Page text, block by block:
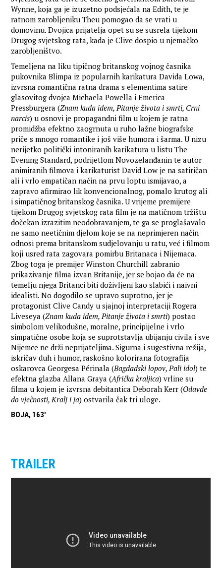
Wynne, koja ga je izuzetno podsjećala na Edith, te je
ratnom zarobljeniku Theu pomogao da se vrati u
domovinu. Dvojica prijatelja opet su se susrela tijekom
Drugog svjetskog rata, kada je Clive dospio u njemačko
zarobljeništvo.
Temeljena na liku tipičnog britanskog vojnog časnika
pukovnika Blimpa iz popularnih karikatura Davida Lowa,
izvrsna romantična ratna drama s elementima satire
glasovitog dvojca Michaela Powella i Emerica
Pressburgera (Znam kuda idem, Pitanje života i smrti, Crni
narcis) u osnovi je propagandni film u kojem je ratna
promidžba efektno zaogrnuta u ruho lažne biografske
priče s mnogo romantike i još više humora i šarma. U nizu
nerijetko politički intoniranih karikatura u listu The
Evening Standard, podrijetlom Novozelanđanin te autor
animiranih filmova i karikaturist David Low je na satiričan
ali i vrlo empatičan način na prvu loptu ismijavao, a
zapravo afirmirao lik konvencionalnog, pomalo krutog ali
i simpatičnog britanskog časnika. U vrijeme premijere
tijekom Drugog svjetskog rata film je na matičnom tržištu
dočekan izrazitim neodobravanjem, te ga se proglašavalo
ne samo neetičnim djelom koje se na neprimjeren način
odnosi prema britanskom sudjelovanju u ratu, već i filmom
koji usred rata zagovara pomirbu Britanaca i Nijemaca.
Zbog toga je premijer Winston Churchill zabranio
prikazivanje filma izvan Britanije, jer se bojao da će na
temelju njega Britanci biti doživljeni kao slabići i naivni
idealisti. No dogodilo se upravo suprotno, jer je
protagonist Clive Candy u sjajnoj interpretaciji Rogera
Liveseya (Znam kuda idem, Pitanje života i smrti) postao
simbolom velikodušne, moralne, principijelne i vrlo
simpatične osobe koja se suprotstavlja ubijanju civila i sve
Nijemce ne drži neprijateljima. Sigurna i sugestivna režija,
iskričav duh i humor, raskošno kolorirana fotografija
oskarovca Georgesa Périnala (Bagdadski lopov, Pali idol) te
efektna glazba Allana Graya (Afrička kraljica) vrline su
filma u kojem je izvrsna debitantica Deborah Kerr (Odavde
do vječnosti, Kralj i ja) ostvarila čak tri uloge.
BOJA, 163'
TRAILER